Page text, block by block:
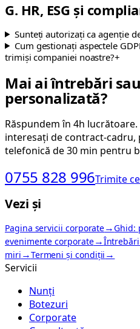
G. HR, ESG și
Sunteți autorizați ca agenție
Cum gestionați aspectele
trimiși companiei noastre?+
Mai ai întrebări
personalizată?
Răspundem în 4h
interesați de contract-
telefonică de 30 min pentru
0755 828 996Trimite
Vezi și
Pagina servicii corporate→Ghid:
evenimente corporate→
miri →Termeni și condiții →
Servicii
Nunți
Botezuri
Corporate